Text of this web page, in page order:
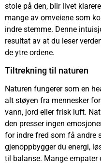
stole på den, blir livet
mange av omveiene som
indre stemme. Denne
resultat av at du leser
de ytre ordene.
Tiltrekning til naturen
Naturen fungerer som en
alt støyen fra mennesker
vann, jord eller frisk luft.
den presser ingen
for indre fred som få andre
gjenoppbygger du energi,
til balanse. Mange